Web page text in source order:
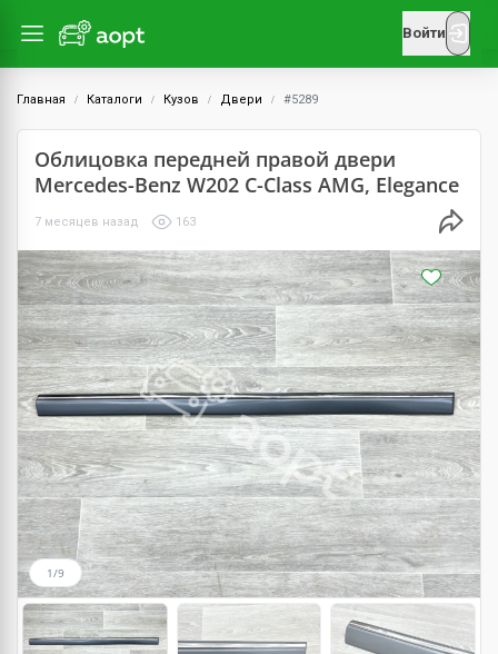
Войти
Главная Каталоги Кузов Двери #5289
Облицовка передней правой двери
Mercedes-Benz W202 C-Class AMG, Elegance
7 месяцев назад 163
1/9